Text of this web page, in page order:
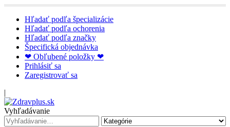
Hľadať podľa špecializácie
Hľadať podľa ochorenia
Hľadať podľa značky
Špecifická objednávka
❤ Obľubené položky ❤
Prihlásiť sa
Zaregistrovať sa
|
Vyhľadávanie